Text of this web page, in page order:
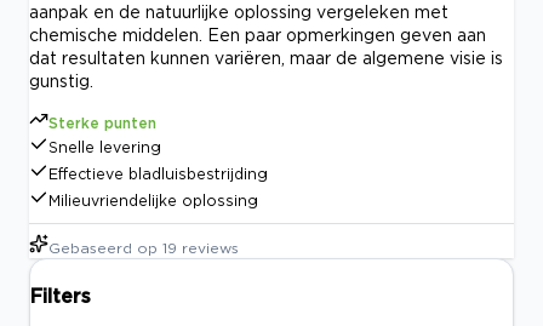
aanpak en de natuurlijke oplossing vergeleken met
chemische middelen. Een paar opmerkingen geven aan
dat resultaten kunnen variëren, maar de algemene visie is
gunstig.
Sterke punten
Snelle levering
Effectieve bladluisbestrijding
Milieuvriendelijke oplossing
Gebaseerd op 19 reviews
Filters